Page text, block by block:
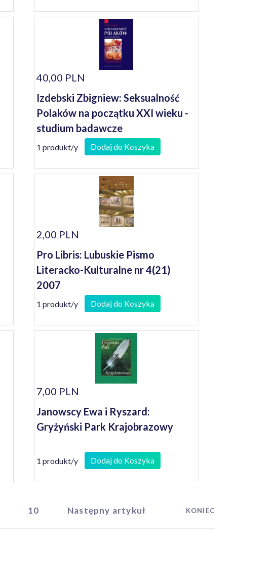
40,00 PLN
Izdebski Zbigniew: Seksualność
Polaków na początku XXI wieku -
studium badawcze
1 produkt/y Dodaj do Koszyka
2,00 PLN
Pro Libris: Lubuskie Pismo
Literacko-Kulturalne nr 4(21)
2007
1 produkt/y Dodaj do Koszyka
7,00 PLN
Janowscy Ewa i Ryszard:
Gryżyński Park Krajobrazowy
1 produkt/y Dodaj do Koszyka
10 Następny artykuł KONIEC